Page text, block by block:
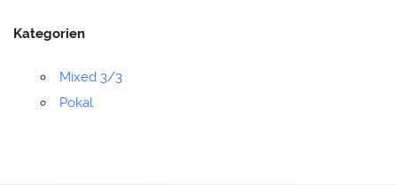
Kategorien
Mixed 3/3
Pokal